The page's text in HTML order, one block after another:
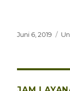
Diposkan
Juni 6, 2019